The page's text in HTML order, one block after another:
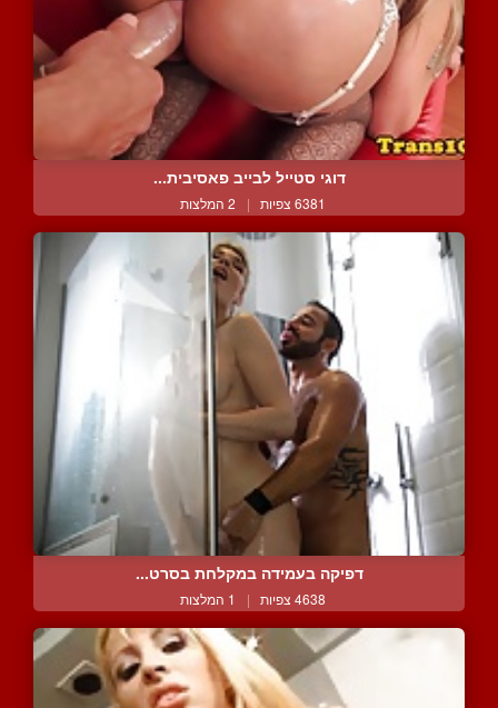
דוגי סטייל לבייב פאסיבית...
6381 צפיות | 2 המלצות
דפיקה בעמידה במקלחת בסרט...
4638 צפיות | 1 המלצות